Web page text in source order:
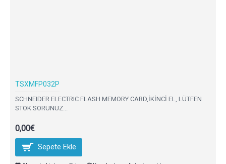
TSXMFP032P
SCHNEIDER ELECTRIC FLASH MEMORY CARD,İKİNCİ EL, LÜTFEN
STOK SORUNUZ...
0,00€
Sepete Ekle